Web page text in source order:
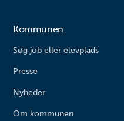
Kommunen
Søg job eller elevplads
Presse
Nyheder
Om kommunen